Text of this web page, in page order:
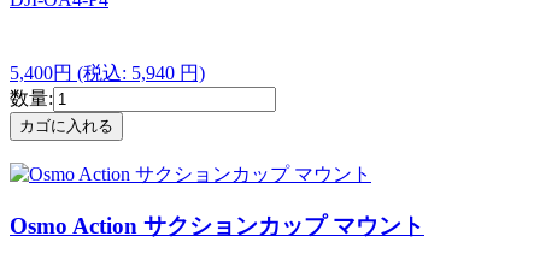
5,400円 (税込: 5,940 円)
数量:
Osmo Action サクションカップ マウント